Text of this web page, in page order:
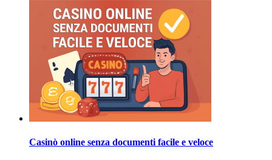
Casinò online senza documenti facile e veloce